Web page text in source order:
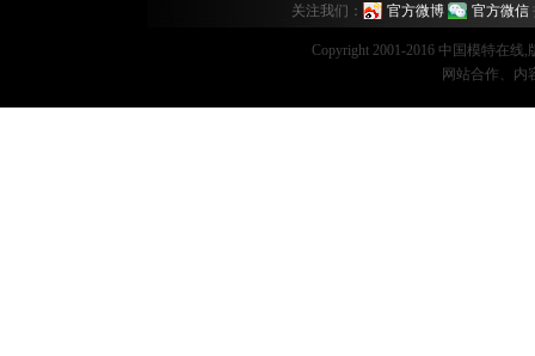
关注我们： 官方微博 官方微信
Copyright 2001-2016 中国模特在线
网站合作、内